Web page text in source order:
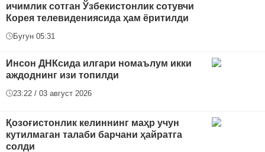
ичимлик сотган Ўзбекистонлик сотувчи
Корея телевидениясида ҳам ёритилди
Бугун 05:31
Инсон ДНКсида илгари номаълум икки
аждоднинг изи топилди
23:22 / 03 август 2026
Қозоғистонлик келиннинг маҳр учун
кутилмаган талаби барчани ҳайратга
солди